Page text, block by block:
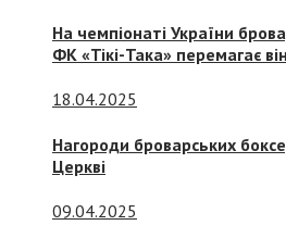
На чемпіонаті України
ФК «Тікі-Така» перемагає
18.04.2025
Нагороди броварських
Церкві
09.04.2025